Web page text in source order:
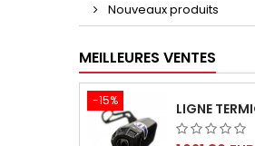
Nouveaux produits
MEILLEURES VENTES
-15%